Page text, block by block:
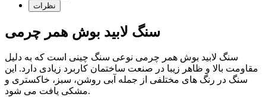
نظرات
سنگ لابید بوش همر چرمی
سنگ لابید بوش همر چرمی نوعی سنگ چینی است که به دلیل
مقاومت بالا و ظاهر زیبا در صنعت ساختمان کاربرد زیادی دارد. این
سنگ در رنگ های مختلفی از جمله آبی روشن، سبز، خاکستری و
مشکی یافت می شود.